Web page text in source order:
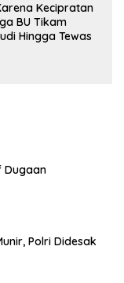
Kecipratan
BU Tikam
Hingga Tewas
Dugaan
Polri Didesak